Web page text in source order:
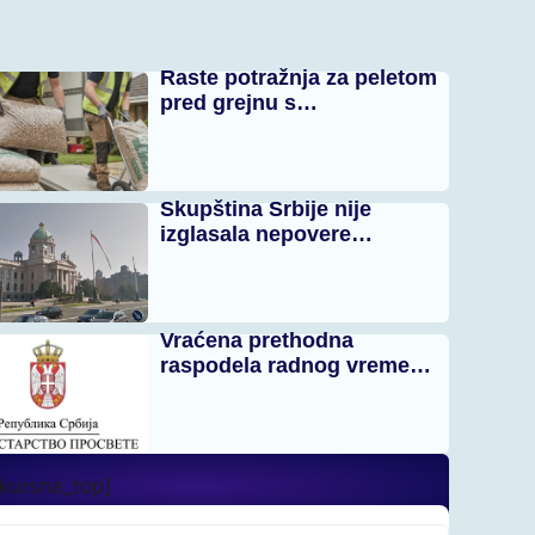
Raste potražnja za peletom
pred grejnu s…
Skupština Srbije nije
izglasala nepovere…
Vraćena prethodna
raspodela radnog vreme…